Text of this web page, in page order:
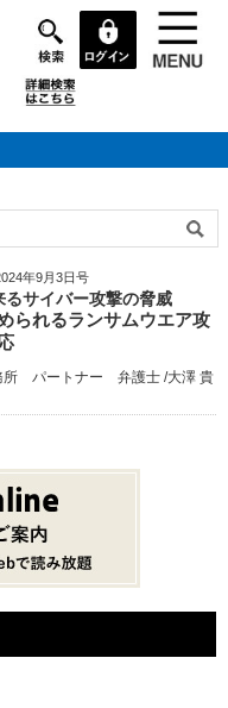
年9月3日号
るサイバー攻撃の脅威
られるランサムウエア攻
所 パートナー 弁護士 /大澤 貴